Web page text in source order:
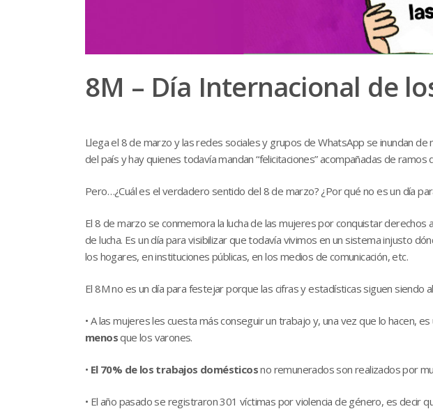
8M – Día Internacional de
Llega el 8 de marzo y las redes sociales y grupos de WhatsApp se inundan
del país y hay quienes todavía mandan “felicitaciones” acompañadas de
Pero…¿Cuál es el verdadero sentido del 8 de marzo? ¿Por qué no es un día
El 8 de marzo se conmemora la lucha de las mujeres por conquistar
de lucha. Es un día para visibilizar que todavía vivimos en un sistema injusto
los hogares, en instituciones públicas, en los medios de comunicación, etc.
El 8M no es un día para festejar porque las cifras y estadísticas siguen siendo
• A las mujeres les cuesta más conseguir un trabajo y, una vez que lo hacen,
menosque los varones.
• El 70% de los trabajos domésticosno remunerados son realizados por
• El año pasado se registraron 301 víctimas por violencia de género, es decir